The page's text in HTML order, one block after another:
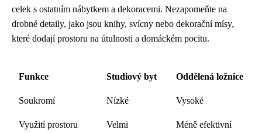
celek s ostatním nábytkem a dekoracemi. Nezapomeňte na
drobné detaily, jako jsou knihy, svícny nebo dekorační mísy,
které dodají prostoru na útulnosti a domáckém pocitu.
Funkce Studiový byt Oddělená ložnice
Soukromí Nízké Vysoké
Využití prostoru
Velmi
Méně efektivní